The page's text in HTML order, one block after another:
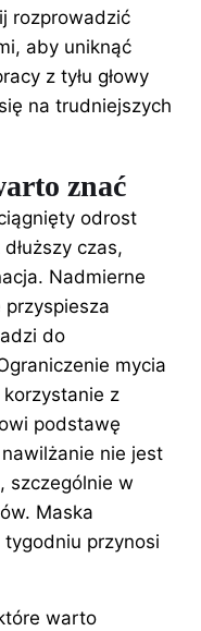
rozprowadzić
aby uniknąć
z tyłu głowy
na trudniejszych
znać
odrost
czas,
Nadmierne
do
mycia
z
podstawę
nie jest
szczególnie w
Maska
przynosi
warto